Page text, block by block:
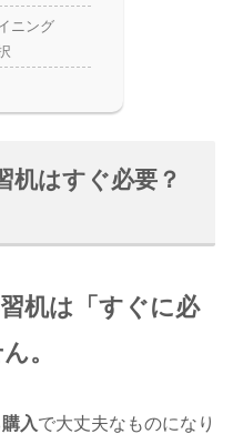
ニング
机はすぐ必要？
机は「すぐに必
。
入で大丈夫なものになり